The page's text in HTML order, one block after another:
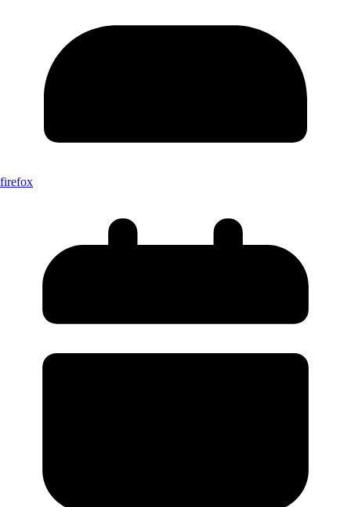
firefox